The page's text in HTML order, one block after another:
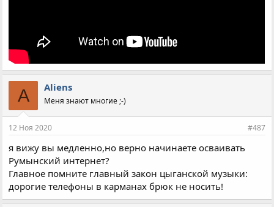
A Aliens
Меня знают многие ;-)
12 Ноя 2020 #487
я вижу вы медленно,но верно начинаете осваивать
Румынский интернет?
Главное помните главный закон цыганской музыки:
дорогие телефоны в карманах брюк не носить!